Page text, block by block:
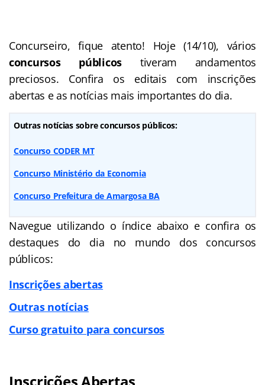
Concurseiro, fique atento! Hoje (14/10), vários
concursos públicos tiveram andamentos
preciosos. Confira os editais com inscrições
abertas e as notícias mais importantes do dia.
Outras notícias sobre concursos públicos:
Concurso CODER MT
Concurso Ministério da Economia
Concurso Prefeitura de Amargosa BA
Navegue utilizando o índice abaixo e confira os
destaques do dia no mundo dos concursos
públicos:
Inscrições abertas
Outras notícias
Curso gratuito para concursos